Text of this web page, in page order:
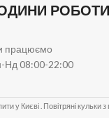
РОБОТИ
працюємо
Нд 08:00-22:00
у Києві . Повітряні кульки